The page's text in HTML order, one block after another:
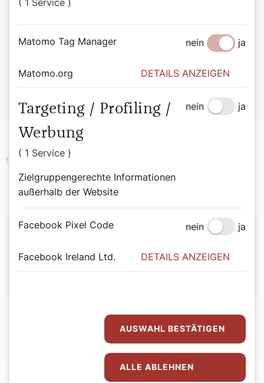
das Buch zur täglichen Inspirationsquelle.
Von Bischofsstab bis Besenstiel. Mit 365 Heiligen durchs
Wiener Dom-Verlag.
ISBN: 978-3-85351-294-4
Schlagwörter
Autor:
Bernadette Spitzer
Matomo Tag Manager nein ja
Matomo.org DETAILS ANZEIGEN
Targeting / Profiling /
Werbung
( 1 Service )
Zielgruppengerechte Informationen
außerhalb der Website
nein ja
Facebook Pixel Code nein ja
Facebook Ireland Ltd. DETAILS ANZEIGEN
AUSWAHL BESTÄTIGEN
ALLE ABLEHNEN